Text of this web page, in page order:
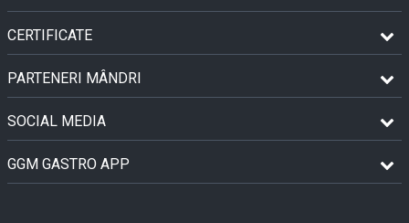
CERTIFICATE
PARTENERI MÂNDRI
SOCIAL MEDIA
GGM GASTRO APP